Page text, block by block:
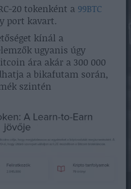
20 tokenként a 99BTC
port kavart.
kínál a
ugyanis úgy
ára akár a 300 000
a bikafutam során,
szintén